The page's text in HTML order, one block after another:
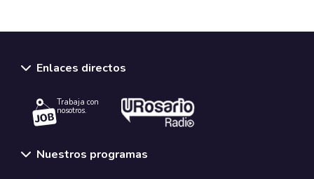
Enlaces directos
Trabaja con
nosotros.
Nuestros programas